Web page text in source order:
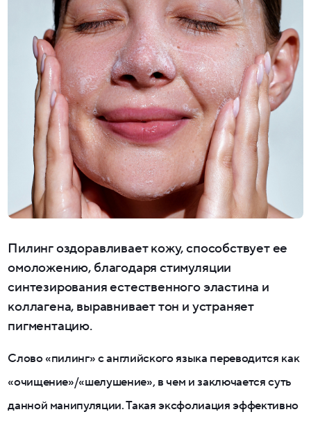
Пилинг оздоравливает кожу, способствует ее
омоложению, благодаря стимуляции
синтезирования естественного эластина и
коллагена, выравнивает тон и устраняет
пигментацию.
Слово «пилинг» с английского языка переводится как
«очищение»/«шелушение», в чем и заключается суть
данной манипуляции. Такая эксфолиация эффективно